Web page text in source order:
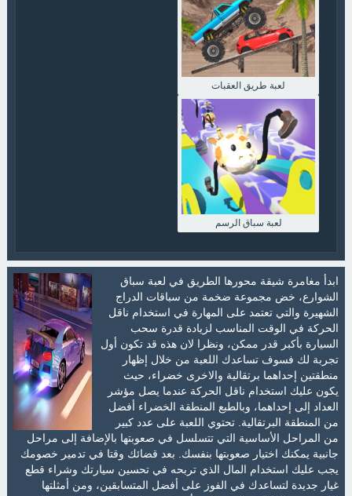
لعبة طريق العقبات
لعبة سباق الرسم
ابدأ مغامرة شيقة محورها الطريق في لعبة سباق
الشوارع، خض مجموعة ضخمة من سباقات الدراج
الشهيرة والتي تعتمد على المهارة في استخدام ناقل
الحركة في الوقت المناسب لزيادة قدرة سحب
السيارة بأكبر قدر ممكن، ونظرا لان هذه قد تكون أول
تجربة لك فسوف تساعدك اللعبة من خلال إظهار
منطقتين إحداهما برتقالية والاخرى خضراء، حيث
يكون عليك استخدام ناقل الحركة عندما يصل مؤشر
العداد إلى إحداهما، وبالطبع المنطقة الخضراء أفضل
من المنطقة البرتقالية. تحتوي اللعبة على عدد كبير
من المراحل الأساسية التي تتسلسل في صعوبتها بالإضافة إلى مراحل
جانبية يمكنك اختيار صعوبتها بنفسك. بعد قضائك وقتا في تدمير خصومك
يجب عليك استخدام المال الذي تربحه في تحسين سيارتك وشراء قطع
غيار جديدة لتساعدك في الفوز على أفضل المتسابقين، ومن أمثلتها